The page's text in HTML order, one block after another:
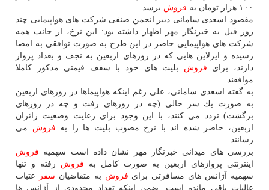
۱۰۰ هزار تومان به فروش برسد.
مقصود اسعدی سامانی دبیر انجمن صنفی شركت های هواپیمایی چند
روز قبل به خبرنگار مهر اظهار داشته بود: این نرخ، از جانب همه
شركت های هواپیمایی حاضر در این طرح به صورت توافقی به امضا
رسیده و ایرلاین هایی كه در روزهای اربعین به نجف و بغداد پرواز
دارند، برای فروش بلیت های خود با سقف قیمتی مذكور كاملا
موافقند.
به گفته اسعدی سامانی، علی رغم اینكه هواپیماها در روزهای اربعین
به صورت یك سر خالی (چه در روزهای رفت و چه در روزهای
برگشت) تردد می كنند، با این وجود برای رعایت وضعیت زائران
اربعین، حاضر شده اند با نرخ مصوب بلیت ها را به فروش می
رسانند.
بررسی های میدانی خبرنگار مهر نشان داده است سهمیه فروش
اینترنتی پروازهای اربعین به صورت كامل به فروش رفته و تنها
سهمیه آژانس های مسافرتی برای فروش به متقاضیان سفر
عتبات
عالیات باقی مانده است. ضمن اینكه تعداد محدودی از آژانس ها